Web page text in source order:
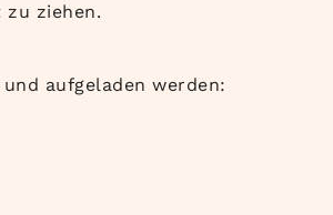
ziehen.
aufgeladen werden: